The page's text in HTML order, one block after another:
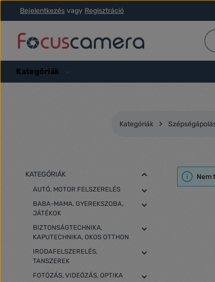
a fő tartalomra
Ugrás a kereséshez
Ugrás a fő navigációhoz
Bejelentkezés vagy Regisztráció
Kategóriák
Kategóriák
KATEGÓRIÁK
AUTÓ, MOTOR FELSZERELÉS
BABA-MAMA, GYEREKSZOBA,
JÁTÉKOK
BIZTONSÁGTECHNIKA,
KAPUTECHNIKA, OKOS OTTHON
IRODAFELSZERELÉS,
TANSZEREK
FOTÓZÁS, VIDEÓZÁS, OPTIKA
Nem